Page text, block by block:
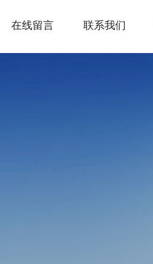
在线留言 联系我们